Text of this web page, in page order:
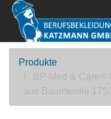
Produkte
BP Med & Care®
aus Baumwolle